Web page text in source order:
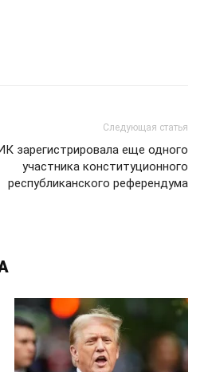
Следующая статья
зарегистрировала еще одного
участника конституционного
республиканского референдума